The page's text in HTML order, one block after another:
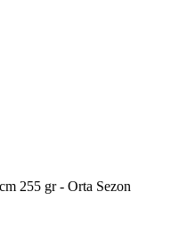
255 gr - Orta Sezon